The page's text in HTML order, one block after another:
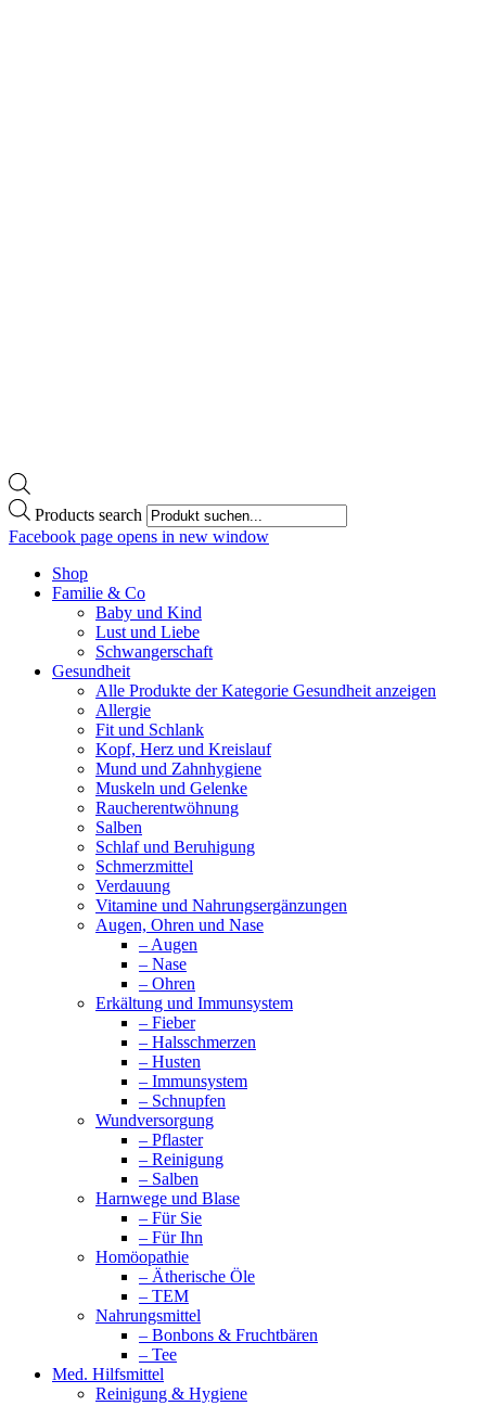
Products search
Facebook page opens in new window
Shop
Familie & Co
Baby und Kind
Lust und Liebe
Schwangerschaft
Gesundheit
Alle Produkte der Kategorie Gesundheit anzeigen
Allergie
Fit und Schlank
Kopf, Herz und Kreislauf
Mund und Zahnhygiene
Muskeln und Gelenke
Raucherentwöhnung
Salben
Schlaf und Beruhigung
Schmerzmittel
Verdauung
Vitamine und Nahrungsergänzungen
Augen, Ohren und Nase
– Augen
– Nase
– Ohren
Erkältung und Immunsystem
– Fieber
– Halsschmerzen
– Husten
– Immunsystem
– Schnupfen
Wundversorgung
– Pflaster
– Reinigung
– Salben
Harnwege und Blase
– Für Sie
– Für Ihn
Homöopathie
– Ätherische Öle
– TEM
Nahrungsmittel
– Bonbons & Fruchtbären
– Tee
Med. Hilfsmittel
Reinigung & Hygiene